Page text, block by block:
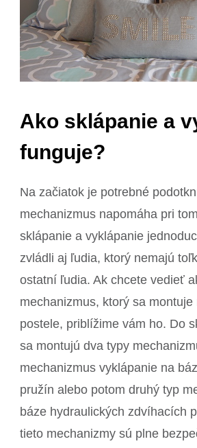
Ako sklápanie a
funguje?
Na začiatok je potrebné
mechanizmus napomáha pri
sklápanie a vyklápanie
zvládli aj ľudia, ktorý nemajú
ostatní ľudia. Ak chcete vedieť
mechanizmus, ktorý sa montuje
postele, priblížime vám ho. Do
sa montujú dva typy
mechanizmus vyklápanie na
pružín alebo potom druhý typ
báze hydraulických zdvíhacích
tieto mechanizmy sú plne